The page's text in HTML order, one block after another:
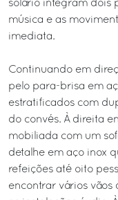
solário integram dois
música e as
imediata.
Continuando em
pelo para-brisa em
estratificados com
do convés. À direita
mobiliada com um
detalhe em aço inox
refeições até oito
encontrar vários